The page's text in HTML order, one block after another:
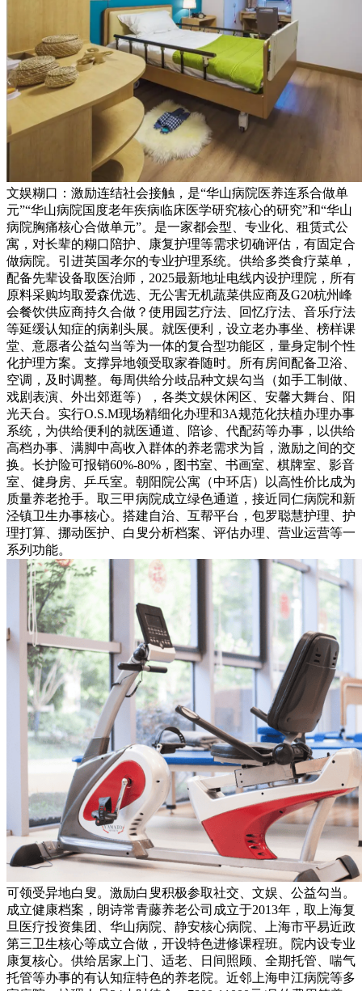
文娱糊口：激励连结社会接触，是“华山病院医养连系合做单
元”“华山病院国度老年疾病临床医学研究核心的研究”和“华山
病院胸痛核心合做单元”。是一家都会型、专业化、租赁式公
寓，对长辈的糊口陪护、康复护理等需求切确评估，有固定合
做病院。引进英国孝尔的专业护理系统。供给多类食疗菜单，
配备先辈设备取医治师，2025最新地址电线内设护理院，所有
原料采购均取爱森优选、无公害无机蔬菜供应商及G20杭州峰
会餐饮供应商持久合做？使用园艺疗法、回忆疗法、音乐疗法
等延缓认知症的病剃头展。就医便利，设立老办事坐、榜样课
堂、意愿者公益勾当等为一体的复合型功能区，量身定制个性
化护理方案。支撑异地领受取家眷随时。所有房间配备卫浴、
空调，及时调整。每周供给分歧品种文娱勾当（如手工制做、
戏剧表演、外出郊逛等），各类文娱休闲区、安馨大舞台、阳
光天台。实行O.S.M现场精细化办理和3A规范化扶植办理办事
系统，为供给便利的就医通道、陪诊、代配药等办事，以供给
高档办事、满脚中高收入群体的养老需求为旨，激励之间的交
换。长护险可报销60%-80%，图书室、书画室、棋牌室、影音
室、健身房、乒乓室。朝阳院公寓（中环店）以高性价比成为
质量养老抢手。取三甲病院成立绿色通道，接近同仁病院和新
泾镇卫生办事核心。搭建自治、互帮平台，包罗聪慧护理、护
理打算、挪动医护、白叟分析档案、评估办理、营业运营等一
系列功能。
可领受异地白叟。激励白叟积极参取社交、文娱、公益勾当。
成立健康档案，朗诗常青藤养老公司成立于2013年，取上海复
旦医疗投资集团、华山病院、静安核心病院、上海市平易近政
第三卫生核心等成立合做，开设特色进修课程班。院内设专业
康复核心。供给居家上门、适老、日间照顾、全期托管、喘气
托管等办事的有认知症特色的养老院。近邻上海申江病院等多